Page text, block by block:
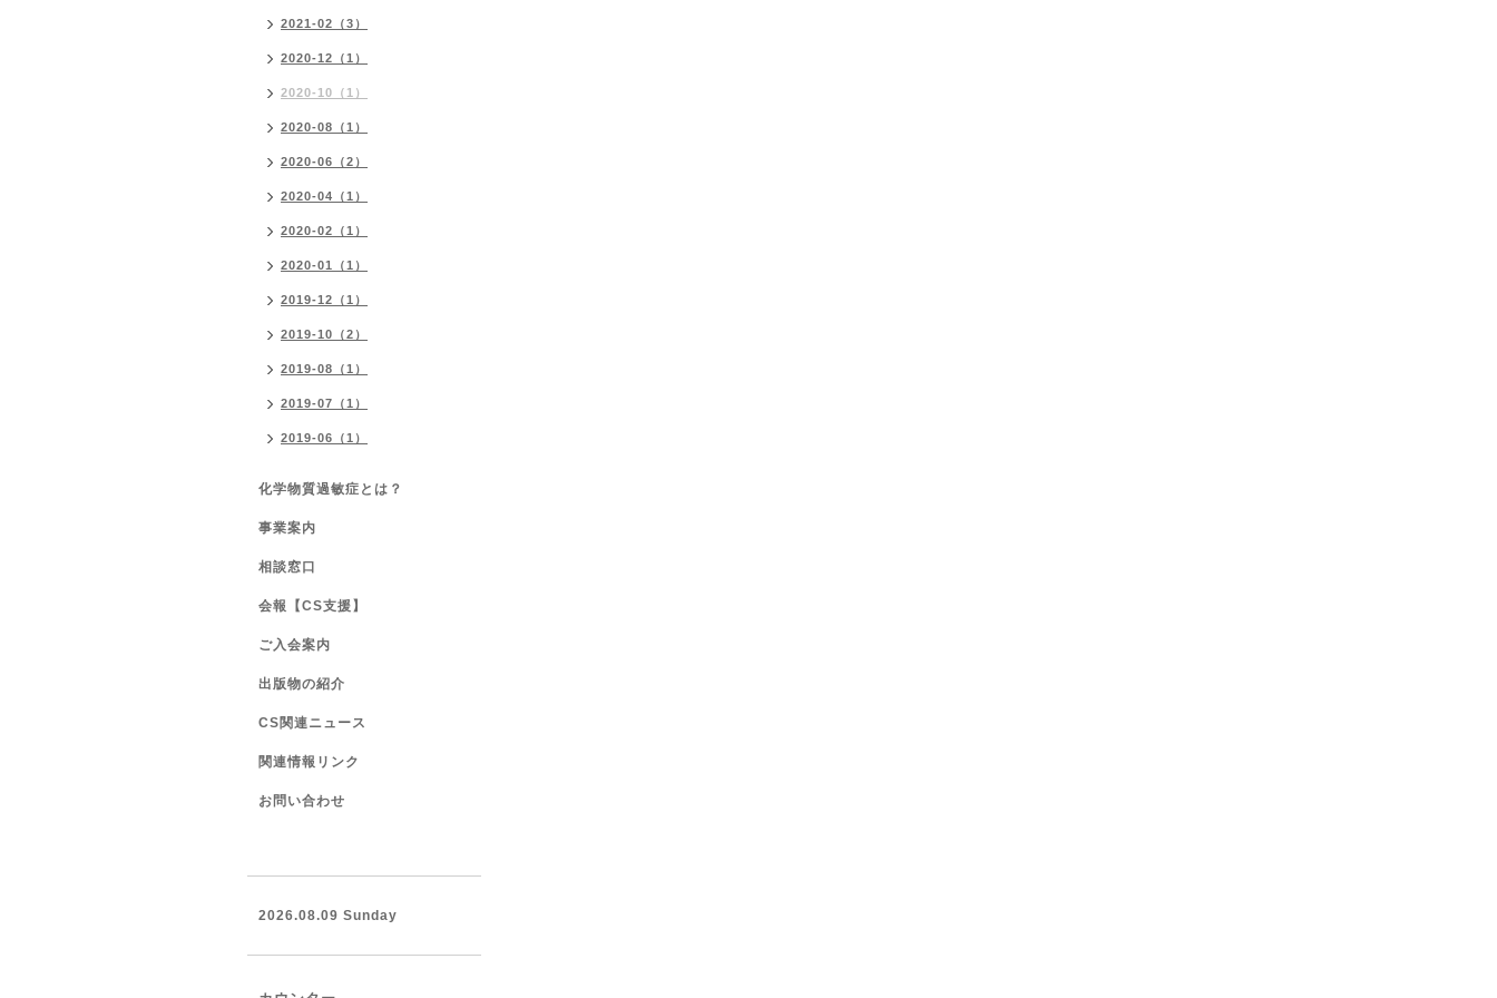
2021-02（3）
2020-12（1）
2020-10（1）
2020-08（1）
2020-06（2）
2020-04（1）
2020-02（1）
2020-01（1）
2019-12（1）
2019-10（2）
2019-08（1）
2019-07（1）
2019-06（1）
化学物質過敏症とは？
事業案内
相談窓口
会報【CS支援】
ご入会案内
出版物の紹介
CS関連ニュース
関連情報リンク
お問い合わせ
2026.08.09 Sunday